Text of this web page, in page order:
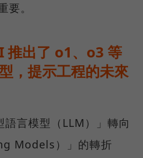
要。
推出了 o1、o3 等
，提示工程的未來
言模型（LLM）」轉向
Models）」的轉折